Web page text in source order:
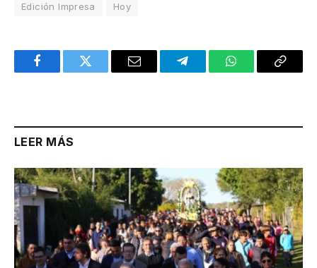
Edición Impresa Hoy
FacebookTwitter Email TelegramWhatsAppCopy
LEER MÁS